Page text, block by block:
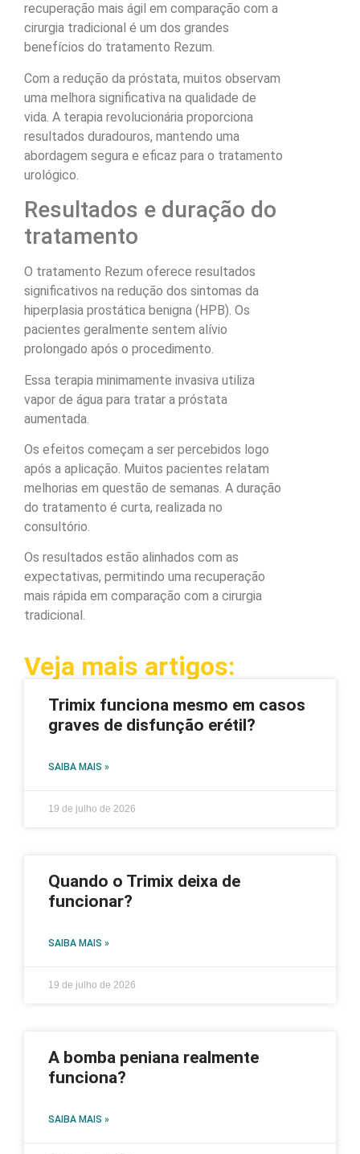
recuperação mais ágil em comparação com a
cirurgia tradicional é um dos grandes
benefícios do tratamento Rezum.
Com a redução da próstata, muitos observam
uma melhora significativa na qualidade de
vida. A terapia revolucionária proporciona
resultados duradouros, mantendo uma
abordagem segura e eficaz para o tratamento
urológico.
Resultados e duração do
tratamento
O tratamento Rezum oferece resultados
significativos na redução dos sintomas da
hiperplasia prostática benigna (HPB). Os
pacientes geralmente sentem alívio
prolongado após o procedimento.
Essa terapia minimamente invasiva utiliza
vapor de água para tratar a próstata
aumentada.
Os efeitos começam a ser percebidos logo
após a aplicação. Muitos pacientes relatam
melhorias em questão de semanas. A duração
do tratamento é curta, realizada no
consultório.
Os resultados estão alinhados com as
expectativas, permitindo uma recuperação
mais rápida em comparação com a cirurgia
tradicional.
Veja mais artigos:
Trimix funciona mesmo em casos
graves de disfunção erétil?
SAIBA MAIS »
19 de julho de 2026
Quando o Trimix deixa de
funcionar?
SAIBA MAIS »
19 de julho de 2026
A bomba peniana realmente
funciona?
SAIBA MAIS »